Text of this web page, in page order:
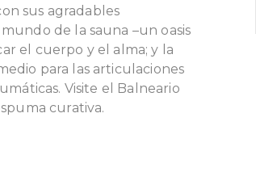
sus agradables
de la sauna –un oasis
el cuerpo y el alma; y la
para las articulaciones
Visite el Balneario
curativa.